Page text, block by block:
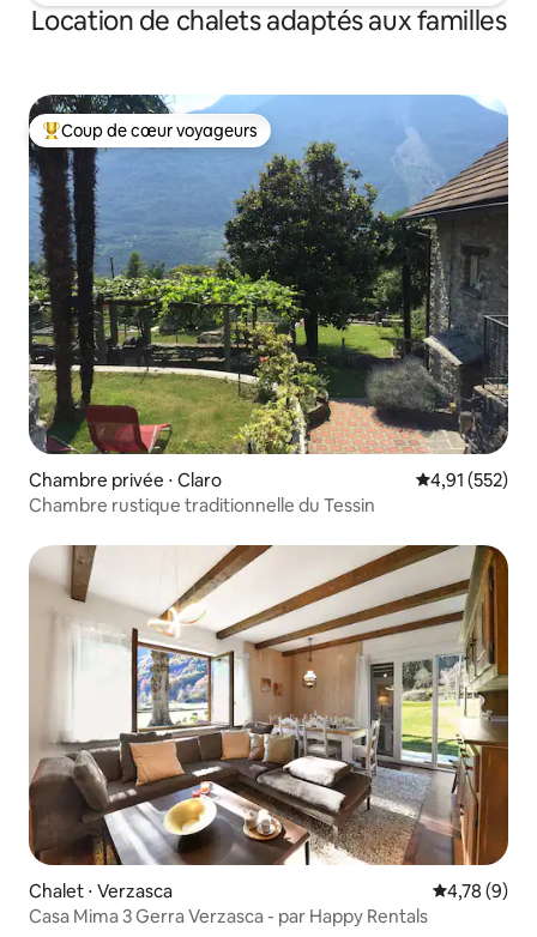
Location de chalets adaptés aux familles
Coups de cœur voyageurs les plus appréciés
Coup de cœur voyageurs
Chambre privée ⋅ Claro Évaluation
4,91 (552)
Chambre rustique traditionnelle du Tessin
Chalet ⋅ Verzasca Évaluation
4,78 (9)
Casa Mima 3 Gerra Verzasca - par Happy Rentals